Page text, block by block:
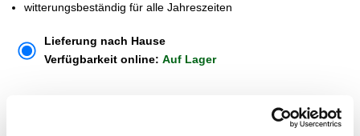
witterungsbeständig für alle Jahreszeiten
Lieferung nach Hause
Verfügbarkeit online: Auf Lager
Dieser Artikel kann über Abholung im Markt nicht